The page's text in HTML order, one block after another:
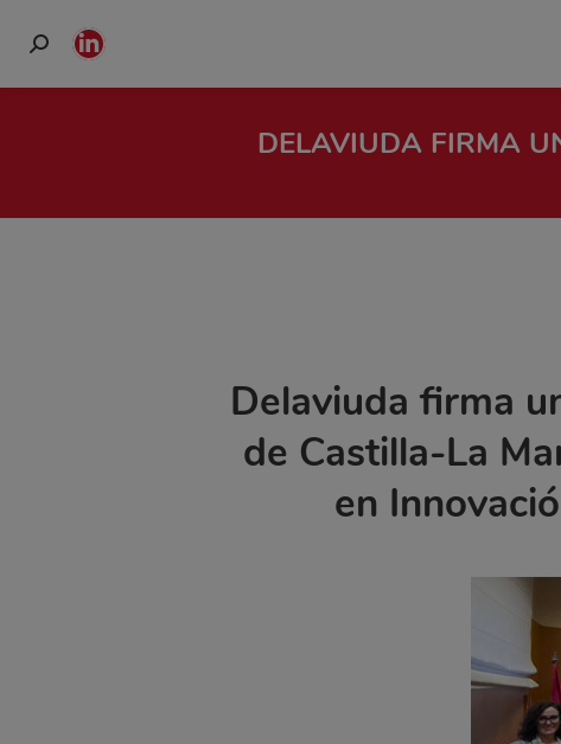
Buscar:
Linkedin
page
window
DELAVIUDA FIRMA
Delaviuda firma
de Castilla-La
en